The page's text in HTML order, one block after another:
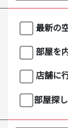
最新の
部屋を
店舗に
部屋探